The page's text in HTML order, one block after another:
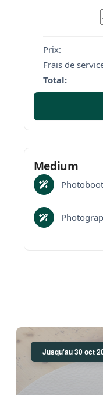
journée du
Chaque
adaptons
image
Prix:
Frais de
Total:
Medium
Jusqu'au 30 oct